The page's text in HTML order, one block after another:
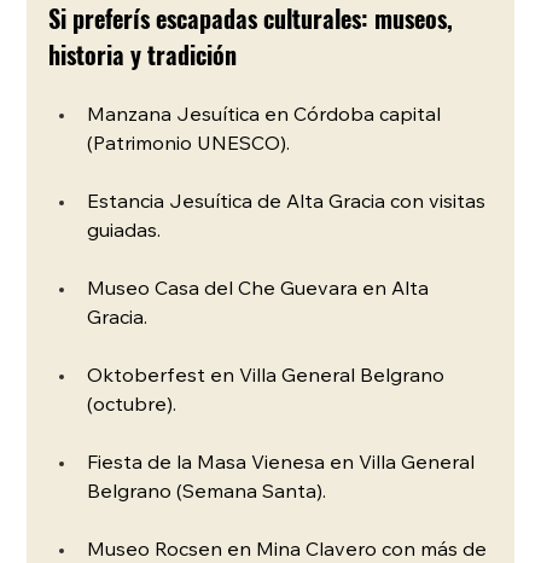
Si preferís escapadas culturales: museos,
historia y tradición
Manzana Jesuítica en Córdoba capital
(Patrimonio UNESCO).
Estancia Jesuítica de Alta Gracia con visitas
guiadas.
Museo Casa del Che Guevara en Alta
Gracia.
Oktoberfest en Villa General Belgrano
(octubre).
Fiesta de la Masa Vienesa en Villa General
Belgrano (Semana Santa).
Museo Rocsen en Mina Clavero con más de